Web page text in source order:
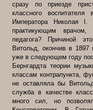
сразу по приезде
классного воспитателя
Императора Николая
практикующим
педагога? Причиной
Витольд, окончив в 1897
уже в следующем году
Бернгардта теории
классам контрапункта,
не оставляла бы
служба в качестве
много сил, но